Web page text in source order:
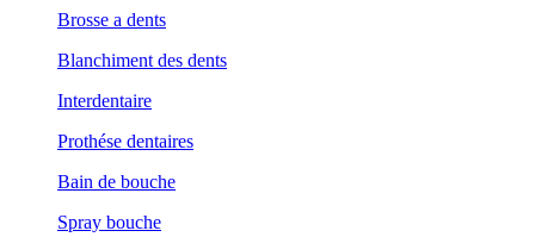
Brosse a dents
Blanchiment des dents
Interdentaire
Prothése dentaires
Bain de bouche
Spray bouche